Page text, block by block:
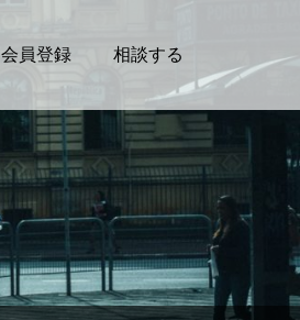
会員登録 相談する